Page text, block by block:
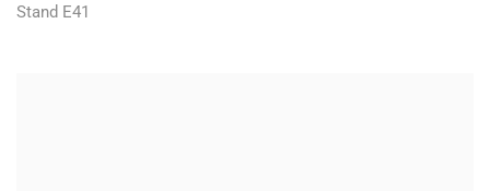
Stand E41